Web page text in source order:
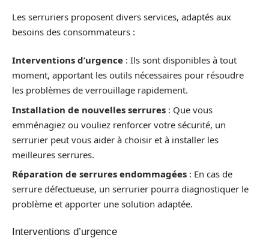
Les serruriers proposent divers services, adaptés aux
besoins des consommateurs :
Interventions d’urgence : Ils sont disponibles à tout
moment, apportant les outils nécessaires pour résoudre
les problèmes de verrouillage rapidement.
Installation de nouvelles serrures : Que vous
emménagiez ou vouliez renforcer votre sécurité, un
serrurier peut vous aider à choisir et à installer les
meilleures serrures.
Réparation de serrures endommagées : En cas de
serrure défectueuse, un serrurier pourra diagnostiquer le
problème et apporter une solution adaptée.
Interventions d’urgence